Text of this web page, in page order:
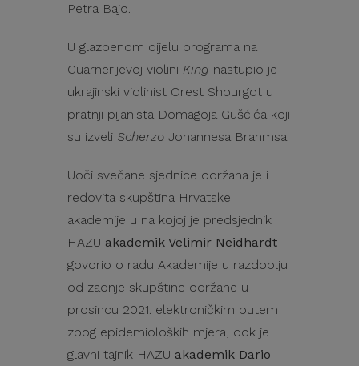
Petra Bajo.
U glazbenom dijelu programa na
Guarnerijevoj violini King nastupio je
ukrajinski violinist Orest Shourgot u
pratnji pijanista Domagoja Gušćića koji
su izveli Scherzo Johannesa Brahmsa.
Uoči svečane sjednice održana je i
redovita skupština Hrvatske
akademije u na kojoj je predsjednik
HAZU akademik Velimir Neidhardt
govorio o radu Akademije u razdoblju
od zadnje skupštine održane u
prosincu 2021. elektroničkim putem
zbog epidemioloških mjera, dok je
glavni tajnik HAZU akademik Dario